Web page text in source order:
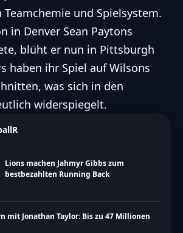
und Spielsystem.
in Denver Sean Paytons
blüht er nun in Pittsburgh
haben ihr Spiel auf Wilsons
was sich in den
widerspiegelt.
Lions machen Jahmyr Gibbs zum
bestbezahlten Running Back
mit Jonathan Taylor: Bis zu 47 Millionen